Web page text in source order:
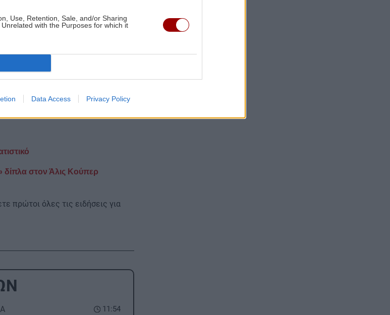
Use, Retention, Sale, and/or Sharing
with the Purposes for which it
Data Access Privacy Policy
σουβλάκι ούτε βάζετε
στον Άλις Κούπερ
πρώτοι όλες τις ειδήσεις για
11:54